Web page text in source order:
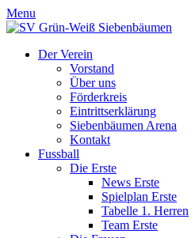
Menu
Der Verein
Vorstand
Über uns
Förderkreis
Eintrittserklärung
Siebenbäumen Arena
Kontakt
Fussball
Die Erste
News Erste
Spielplan Erste
Tabelle 1. Herren
Team Erste